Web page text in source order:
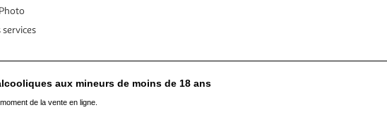
services
aux mineurs de moins de 18 ans
de la vente en ligne.